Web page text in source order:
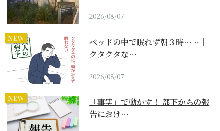
2026/08/07
NEW
ベッドの中で眠れず朝３時……｜
クタクタな…
2026/08/07
NEW
「事実」で動かす！ 部下からの報
告におけ…